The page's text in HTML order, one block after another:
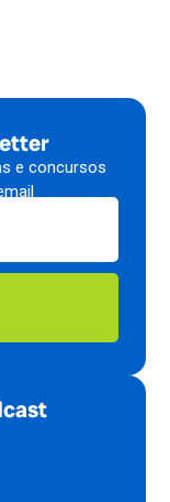
e concursos